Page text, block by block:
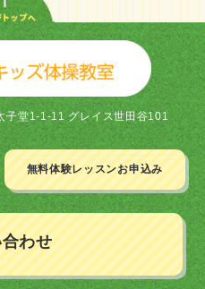
子堂1-1-11 グレイス世田谷101
無料体験レッスンお申込み
わせ